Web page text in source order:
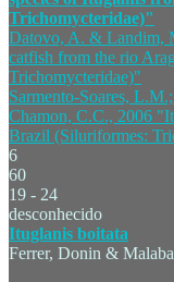
Trichomycteridae)"
Datovo, A. & Landim,
catfish from the rio
Trichomycteridae)"
Sarmento-Soares,
Chamon, C.C., 2006
Brazil (Siluriformes:
6
60
19 - 24
desconhecido
Ituglanis boitata
Ferrer, Donin &